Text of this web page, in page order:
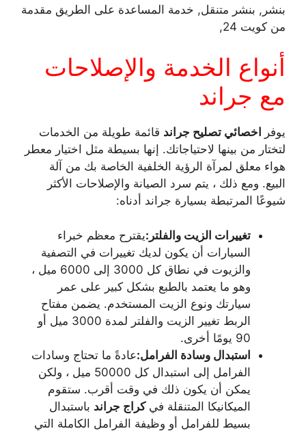
بنشر, بنشر متنقل, خدمة المساعدة على الطريق مقدمة
من كويت 24,
أنواع الخدمة والإصلاحات
مع جراند
يوفر اخصائي تصليح جراند قائمة طويلة من الخدمات
لتختار من بينها لاحتياجاتك. إنها بسيطة مثل اختيار معطر
هواء معلق لمرآة الرؤية الخلفية الخاصة بك من آلة
البيع. ومع ذلك ، يتم سرد الصيانة والإصلاحات الأكثر
شيوعًا المرتبطة بسيارة جراند أدناه:
تغييرات الزيت والفلتر:يقترح معظم خبراء
السيارات أن يكون لديك تغييرات في التصفية
والزيوت في نطاق كل 3000 إلى 6000 ميل ،
وهو ما يعتمد بالطبع بشكل كبير على عمر
سيارتك ونوع الزيت المستخدم. يضمن مفتاح
الربط تغيير الزيت والفلتر لمدة 3000 ميل أو
90 يومًا أخرى.
استبدال وسادة الفرامل:عادةً ما تحتاج وسادات
الفرامل إلى استبدال كل 50000 ميل ، ولكن
يمكن أن يكون ذلك في وقت أقرب. ستقوم
الميكانيكا المتنقلة فيكراج جراند باستبدال
بسيط للفرامل أو وظيفة الفرامل الكاملة التي